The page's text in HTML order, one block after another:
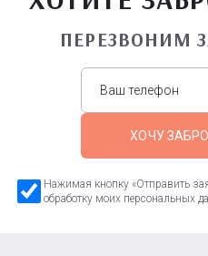
ПЕРЕЗВОНИМ
ХОЧУ
Нажимая кнопку «Отправить
обработку моих персональных